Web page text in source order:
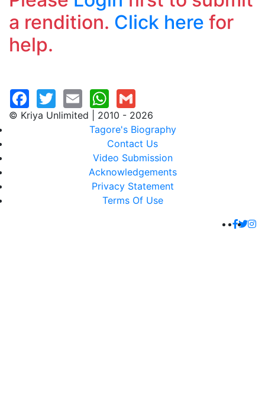
a rendition. Click here for
help.
© Kriya Unlimited | 2010 - 2026
Tagore's Biography
Contact Us
Video Submission
Acknowledgements
Privacy Statement
Terms Of Use